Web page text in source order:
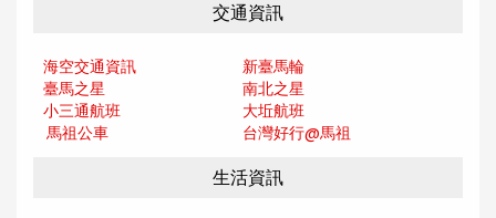
交通資訊
海空交通資訊
新臺馬輪
臺馬之星
南北之星
小三通航班
大坵航班
馬祖公車
台灣好行@馬祖
生活資訊